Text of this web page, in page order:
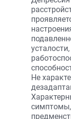
Не
симптомы,